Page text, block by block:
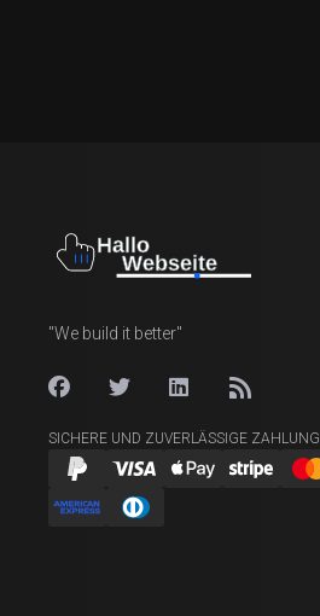
"We build it better"
SICHERE UND ZUVERLÄSSIGE ZAHLUNG